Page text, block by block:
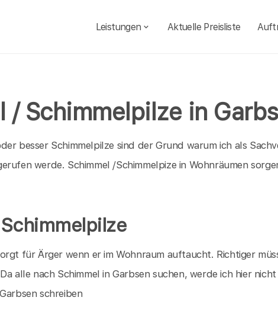
Leistungen Aktuelle Preisliste
/ Schimmelpilze in
besser Schimmelpilze sind der Grund warum ich als
werde. Schimmel /Schimmelpize in Wohnräumen
für Ärger wenn er im Wohnraum auftaucht. Richtiger
alle nach Schimmel in Garbsen suchen, werde ich hier
schreiben